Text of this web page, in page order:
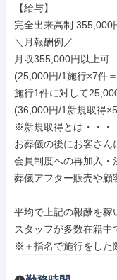
【給与】
完全出来高制 355,000
＼月報酬例／
月収355,000円以上可
(25,000円/1施行×7件
施行1件に対して
(36,000円/1新規取得
※新規取得とは・・・
お葬儀の後にお客さん
会員制度への再加入・
葬儀アフター販売や顧
平均で上記の報酬を稼
スタッフが多数在籍中
※＋指名で施行をした